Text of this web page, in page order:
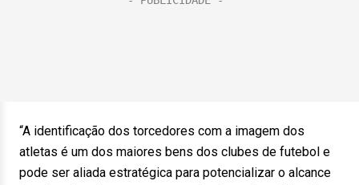
“A identificação dos torcedores com a imagem dos
atletas é um dos maiores bens dos clubes de futebol e
pode ser aliada estratégica para potencializar o alcance